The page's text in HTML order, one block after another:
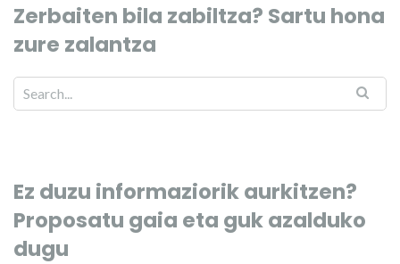
Zerbaiten bila zabiltza? Sartu hona
zure zalantza
Ez duzu informaziorik aurkitzen?
Proposatu gaia eta guk azalduko
dugu